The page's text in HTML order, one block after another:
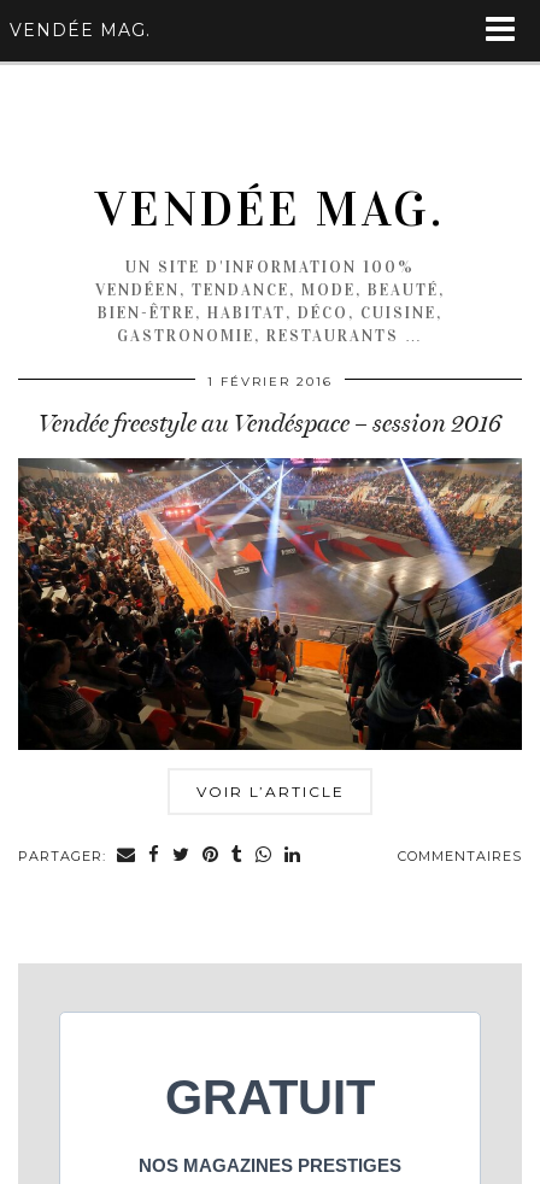
VENDÉE MAG.
VENDÉE MAG.
UN SITE D'INFORMATION 100%
VENDÉEN, TENDANCE, MODE, BEAUTÉ,
BIEN-ÊTRE, HABITAT, DÉCO, CUISINE,
GASTRONOMIE, RESTAURANTS …
1 FÉVRIER 2016
Vendée freestyle au Vendéspace – session 2016
VOIR L’ARTICLE
PARTAGER: COMMENTAIRES